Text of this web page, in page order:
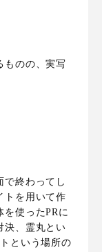
ものの、実写
で終わってし
トを用いて作
使ったPRに
決、霊丸とい
という場所の